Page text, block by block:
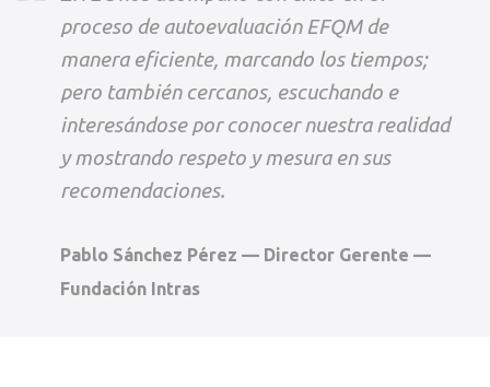
proceso de autoevaluación EFQM de
manera eficiente, marcando los tiempos;
pero también cercanos, escuchando e
interesándose por conocer nuestra realidad
y mostrando respeto y mesura en sus
recomendaciones.
Pablo Sánchez Pérez — Director Gerente —
Fundación Intras